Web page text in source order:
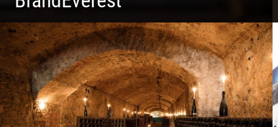
Kommunikationsfotografie | Branding mit Bildwelten |
Markenerlebnisse | Corporate Design